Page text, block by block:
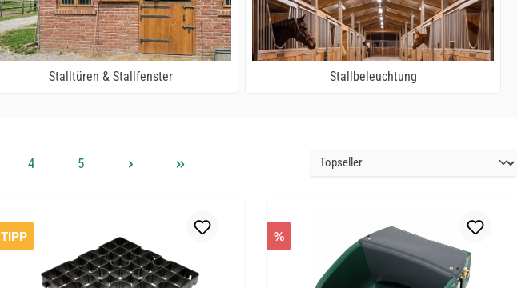
Stalltüren & Stallfenster Stallbeleuchtung
Seite
4 Seite
5
TIPP %